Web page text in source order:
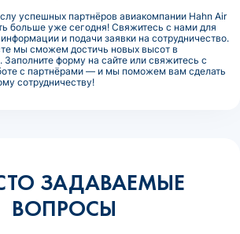
успешных партнёров авиакомпании Hahn Air
больше уже сегодня! Свяжитесь с нами для
и подачи заявки на сотрудничество.
мы сможем достичь новых высот в
форму на сайте или свяжитесь с
с партнёрами — и мы поможем вам сделать
сотрудничеству!
ЗАДАВАЕМЫЕ
ВОПРОСЫ